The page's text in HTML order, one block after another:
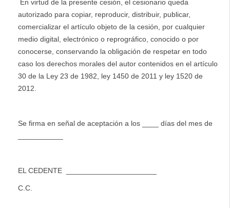
En virtud de la presente cesión, el cesionario queda
autorizado para copiar, reproducir, distribuir, publicar,
comercializar el artículo objeto de la cesión, por cualquier
medio digital, electrónico o reprográfico, conocido o por
conocerse, conservando la obligación de respetar en todo
caso los derechos morales del autor contenidos en el artículo
30 de la Ley 23 de 1982, ley 1450 de 2011 y ley 1520 de
2012.
Se firma en señal de aceptación a los ____ días del mes de
EL CEDENTE ______________________
C.C.